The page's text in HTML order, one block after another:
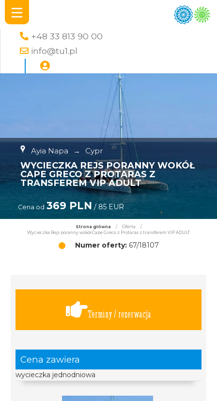
+48 33 813 90 00
info@tu1.pl
Ayia Napa → Cypr
WYCIECZKA REJS PORANNY WOKÓŁ
CAPE GRECO Z PROTARAS Z
TRANSFEREM VIP ADULT
Cena od 369 PLN / 85 EUR
Strona główna / Oferta
/
Wycieczka Rejs poranny wokół Cape Greco z Protaras z transferem VIP ADULT
Numer oferty:67/18107
Terminy / rezerwacja
Cena zawiera
wycieczka jednodniowa